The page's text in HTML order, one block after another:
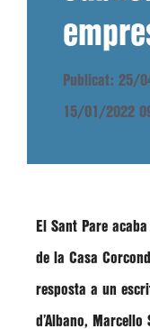
Publicat: 25/
15/01/2022
El Sant Pare
de la Casa
resposta a un
d’Albano, Marcello